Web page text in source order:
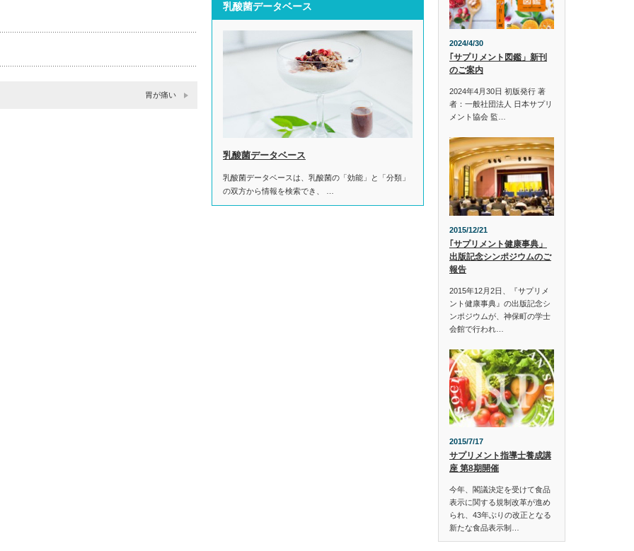
胃が痛い
乳酸菌データベース
乳酸菌データベース
乳酸菌データベースは、乳酸菌の「効能」と「分類」
の双方から情報を検索でき、 …
2024/4/30
｢サプリメント図鑑」新刊
のご案内
2024年4月30日 初版発行 著
者：一般社団法人 日本サプリ
メント協会 監…
2015/12/21
｢サプリメント健康事典」
出版記念シンポジウムのご
報告
2015年12月2日、『サプリメ
ント健康事典』の出版記念シ
ンポジウムが、神保町の学士
会館で行われ…
2015/7/17
サプリメント指導士養成講
座 第8期開催
今年、閣議決定を受けて食品
表示に関する規制改革が進め
られ、43年ぶりの改正となる
新たな食品表示制…